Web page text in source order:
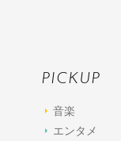
PICKUP
音楽
エンタメ